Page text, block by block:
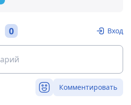
0 Вход
Комментировать